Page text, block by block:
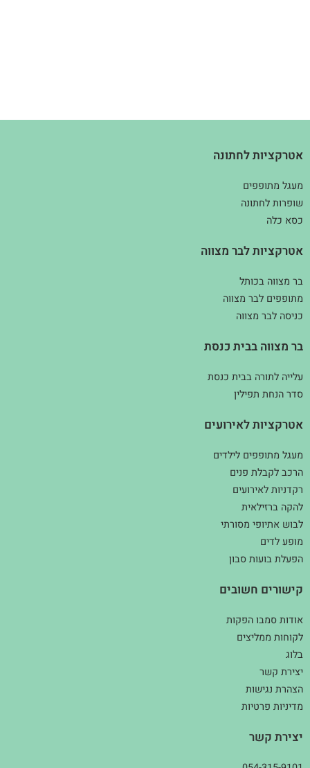
אטרקציות לחתונה
מעגל מתופפים
שופרות לחתונה
כסא כלה
אטרקציות לבר מצווה
בר מצווה בכותל
מתופפים לבר מצווה
כניסה לבר מצווה
בר מצווה בבית כנסת
עלייה לתורה בבית כנסת
סדר הנחת תפילין
אטרקציות לאירועים
מעגל מתופפים לילדים
הרכב לקבלת פנים
רקדניות לאירועים
להקה ברזילאית
לבוש אתיופי מסורתי
מופע לדים
הפעלת בועות סבון
קישורים חשובים
אודות סמבו הפקות
לקוחות ממליצים
בלוג
יצירת קשר
הצהרת נגישות
מדיניות פרטיות
יצירת קשר